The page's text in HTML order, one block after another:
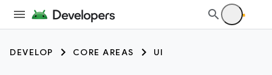
DEVELOP CORE AREAS UI